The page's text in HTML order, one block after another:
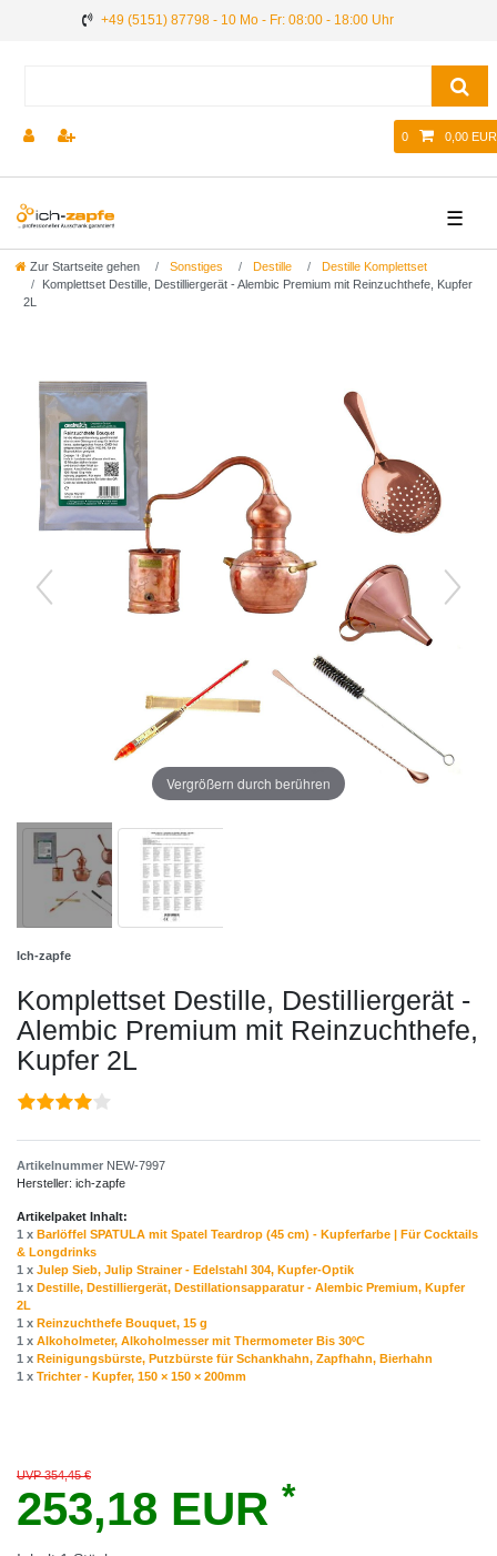
+49 (5151) 87798 - 10 Mo - Fr: 08:00 - 18:00 Uhr
0 0,00 EUR
☰
Zur Startseite gehen Sonstiges Destille
Destille Komplettset
Komplettset Destille, Destilliergerät - Alembic Premium mit Reinzuchthefe, Kupfer
2L
Vergrößern durch berühren
Ich-zapfe
Komplettset Destille, Destilliergerät -
Alembic Premium mit Reinzuchthefe,
Kupfer 2L
Artikelnummer NEW-7997
Hersteller: ich-zapfe
Artikelpaket Inhalt:
1 x Barlöffel SPATULA mit Spatel Teardrop (45 cm) - Kupferfarbe | Für Cocktails
& Longdrinks
1 x Julep Sieb, Julip Strainer - Edelstahl 304, Kupfer-Optik
1 x Destille, Destilliergerät, Destillationsapparatur - Alembic Premium, Kupfer
2L
1 x Reinzuchthefe Bouquet, 15 g
1 x Alkoholmeter, Alkoholmesser mit Thermometer Bis 30ºC
1 x Reinigungsbürste, Putzbürste für Schankhahn, Zapfhahn, Bierhahn
1 x Trichter - Kupfer, 150 × 150 × 200mm
UVP 354,45 €
253,18 EUR *